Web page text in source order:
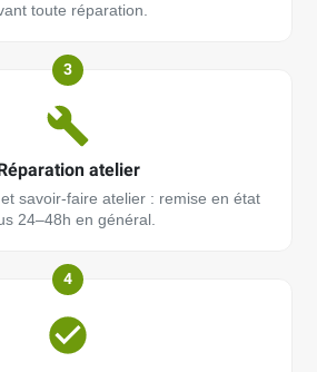
toute réparation.
3
atelier
savoir-faire atelier : remise en état
24–48h en général.
4